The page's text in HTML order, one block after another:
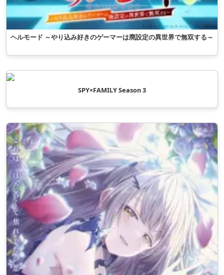
ヘルモード ～やり込み好きのゲーマーは廃設定の異世界で無双する～
SPY×FAMILY Season 3